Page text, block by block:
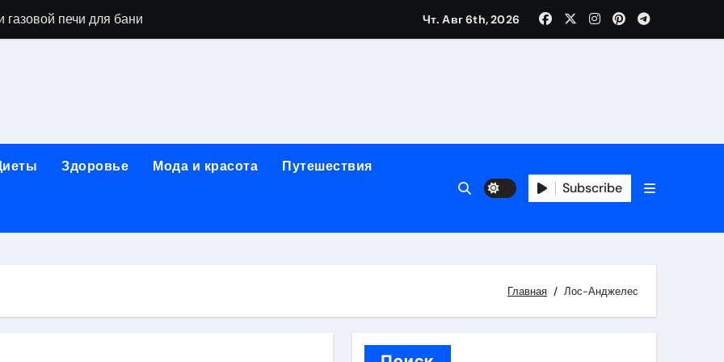
печи для бани
применения GPU-серверов
обучения и актуальные профессиональные ориентиры
реабилитации при алкогольной зависимости: персональный подход и лицензированные врачи
принципы, показания и этапы установки импланта за один день
Чт. Авг 6th, 2026
Здоровье Мода и красота Путешествия
Subscribe
Главная Лос-Анджелес